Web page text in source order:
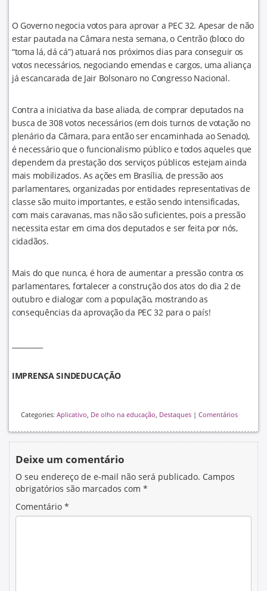
O Governo negocia votos para aprovar a PEC 32. Apesar de não
estar pautada na Câmara nesta semana, o Centrão (bloco do
“toma lá, dá cá”) atuará nos próximos dias para conseguir os
votos necessários, negociando emendas e cargos, uma aliança
já escancarada de Jair Bolsonaro no Congresso Nacional.
Contra a iniciativa da base aliada, de comprar deputados na
busca de 308 votos necessários (em dois turnos de votação no
plenário da Câmara, para então ser encaminhada ao Senado),
é necessário que o funcionalismo público e todos aqueles que
dependem da prestação dos serviços públicos estejam ainda
mais mobilizados. As ações em Brasília, de pressão aos
parlamentares, organizadas por entidades representativas de
classe são muito importantes, e estão sendo intensificadas,
com mais caravanas, mas não são suficientes, pois a pressão
necessita estar em cima dos deputados e ser feita por nós,
cidadãos.
Mais do que nunca, é hora de aumentar a pressão contra os
parlamentares, fortalecer a construção dos atos do dia 2 de
outubro e dialogar com a população, mostrando as
consequências da aprovação da PEC 32 para o país!
IMPRENSA SINDEDUCAÇÃO
Categories: Aplicativo, De olho na educação, Destaques | Comentários
Deixe um comentário
O seu endereço de e-mail não será publicado. Campos
obrigatórios são marcados com *
Comentário *